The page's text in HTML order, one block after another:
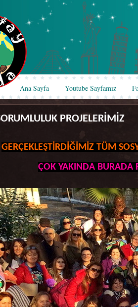
Ana Sayfa Youtube Sayfamız
PROJELERİMİZ
GERÇEKLEŞTİRDİĞİMİZ TÜM
ÇOK YAKINDA BURADA